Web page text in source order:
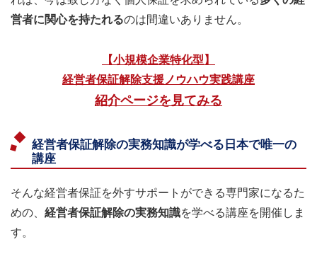
営者に関心を持たれるのは間違いありません。
【小規模企業特化型】
経営者保証解除支援ノウハウ実践講座
紹介ページを見てみる
経営者保証解除の実務知識が学べる日本で唯一の
講座
そんな経営者保証を外すサポートができる専門家になるた
めの、 経営者保証解除の実務知識を学べる講座を開催しま
す。